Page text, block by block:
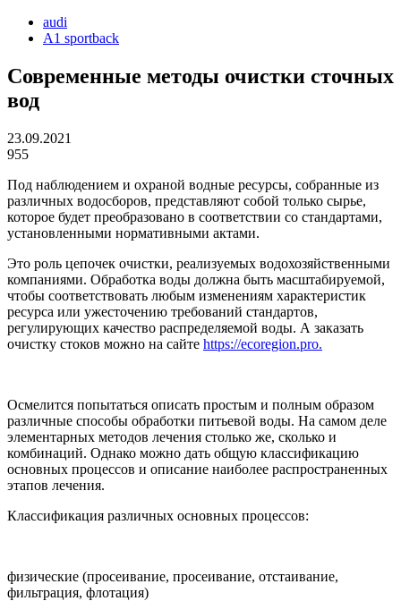
audi
A1 sportback
Современные методы очистки сточных
вод
23.09.2021
955
Под наблюдением и охраной водные ресурсы, собранные из
различных водосборов, представляют собой только сырье,
которое будет преобразовано в соответствии со стандартами,
установленными нормативными актами.
Это роль цепочек очистки, реализуемых водохозяйственными
компаниями. Обработка воды должна быть масштабируемой,
чтобы соответствовать любым изменениям характеристик
ресурса или ужесточению требований стандартов,
регулирующих качество распределяемой воды. А заказать
очистку стоков можно на сайте https://ecoregion.pro.
Осмелится попытаться описать простым и полным образом
различные способы обработки питьевой воды. На самом деле
элементарных методов лечения столько же, сколько и
комбинаций. Однако можно дать общую классификацию
основных процессов и описание наиболее распространенных
этапов лечения.
Классификация различных основных процессов:
физические (просеивание, просеивание, отстаивание,
фильтрация, флотация)